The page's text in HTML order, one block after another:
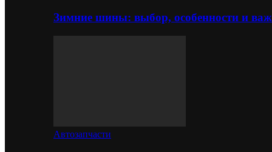
Зимние шины: выбор, особенности и
Автозапчасти